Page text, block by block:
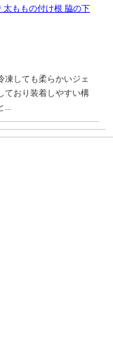
太ももの付け根 脇の下
凍しても柔らかいジェ
ており装着しやすい構
...